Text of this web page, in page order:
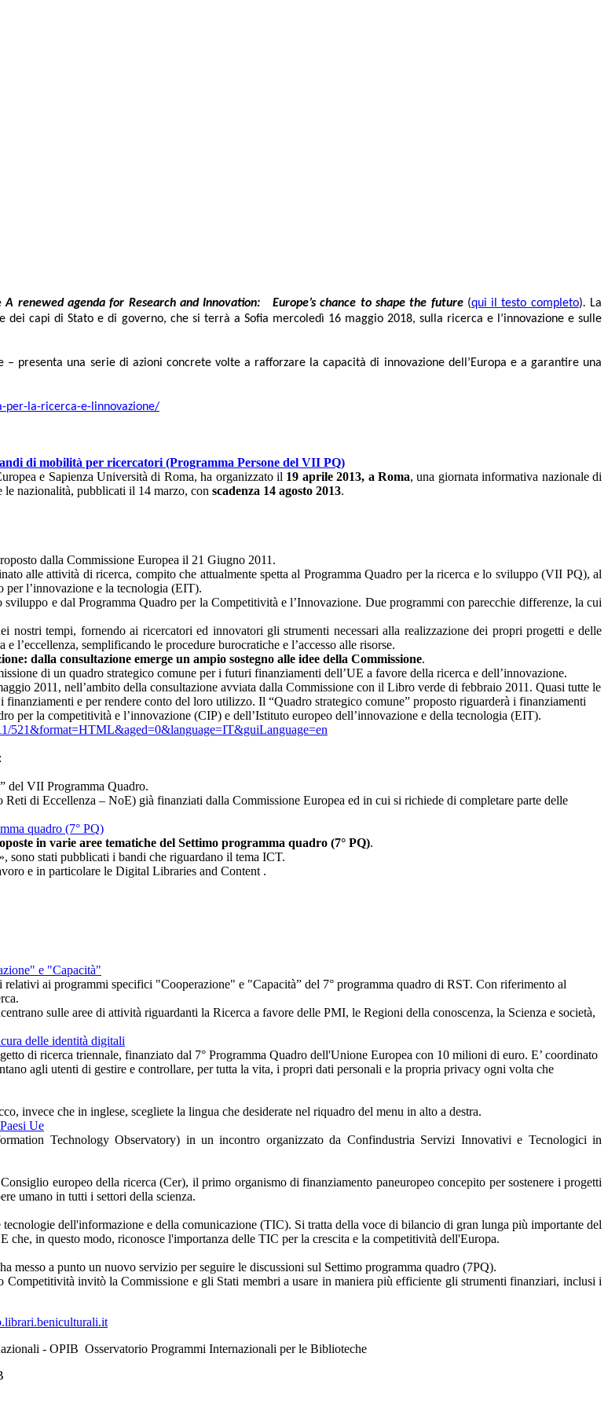
A renewed agenda for Research and Innovation: Europe’s chance to shape the future (qui il testo completo). La
capi di Stato e di governo, che si terrà a Sofia mercoledì 16 maggio 2018, sulla ricerca e l’innovazione e sulle
presenta una serie di azioni concrete volte a rafforzare la capacità di innovazione dell’Europa e a garantire una
la-ricerca-e-linnovazione/
di mobilità per ricercatori (Programma Persone del VII PQ)
e Sapienza Università di Roma, ha organizzato il 19 aprile 2013, a Roma, una giornata informativa nazionale di
nazionalità, pubblicati il 14 marzo, con scadenza 14 agosto 2013.
dalla Commissione Europea il 21 Giugno 2011.
alle attività di ricerca, compito che attualmente spetta al Programma Quadro per la ricerca e lo sviluppo (VII PQ), al
per l’innovazione e la tecnologia (EIT).
e dal Programma Quadro per la Competitività e l’Innovazione. Due programmi con parecchie differenze, la cui
tempi, fornendo ai ricercatori ed innovatori gli strumenti necessari alla realizzazione dei propri progetti e delle
semplificando le procedure burocratiche e l’accesso alle risorse.
dalla consultazione emerge un ampio sostegno alle idee della Commissione.
di un quadro strategico comune per i futuri finanziamenti dell’UE a favore della ricerca e dell’innovazione.
2011, nell’ambito della consultazione avviata dalla Commissione con il Libro verde di febbraio 2011. Quasi tutte le
e per rendere conto del loro utilizzo. Il “Quadro strategico comune” proposto riguarderà i finanziamenti
per la competitività e l’innovazione (CIP) e dell’Istituto europeo dell’innovazione e della tecnologia (EIT).
521&format=HTML&aged=0&language=IT&guiLanguage=en
del VII Programma Quadro.
di Eccellenza – NoE) già finanziati dalla Commissione Europea ed in cui si richiede di completare parte delle
quadro (7° PQ)
in varie aree tematiche del Settimo programma quadro (7° PQ).
sono stati pubblicati i bandi che riguardano il tema ICT.
e in particolare le Digital Libraries and Content .
e "Capacità"
ai programmi specifici "Cooperazione" e "Capacità” del 7° programma quadro di RST. Con riferimento al
sulle aree di attività riguardanti la Ricerca a favore delle PMI, le Regioni della conoscenza, la Scienza e società,
delle identità digitali
di ricerca triennale, finanziato dal 7° Programma Quadro dell'Unione Europea con 10 milioni di euro. E’ coordinato
agli utenti di gestire e controllare, per tutta la vita, i propri dati personali e la propria privacy ogni volta che
invece che in inglese, scegliete la lingua che desiderate nel riquadro del menu in alto a destra.
Ue
Technology Observatory) in un incontro organizzato da Confindustria Servizi Innovativi e Tecnologici in
europeo della ricerca (Cer), il primo organismo di finanziamento paneuropeo concepito per sostenere i progetti
umano in tutti i settori della scienza.
dell'informazione e della comunicazione (TIC). Si tratta della voce di bilancio di gran lunga più importante del
in questo modo, riconosce l'importanza delle TIC per la crescita e la competitività dell'Europa.
a punto un nuovo servizio per seguire le discussioni sul Settimo programma quadro (7PQ).
invitò la Commissione e gli Stati membri a usare in maniera più efficiente gli strumenti finanziari, inclusi i
Osservatorio Programmi Internazionali per le Biblioteche